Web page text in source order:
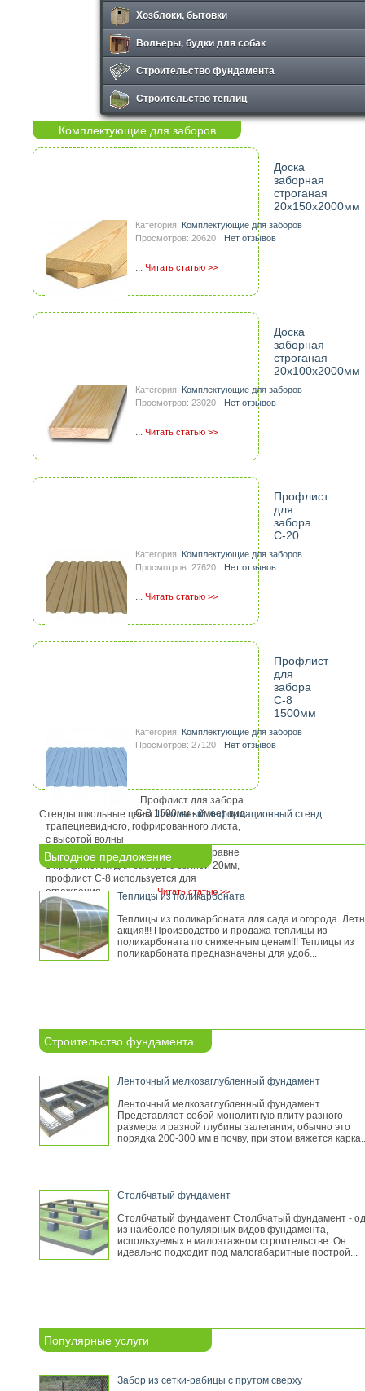
Хозблоки, бытовки
Вольеры, будки для собак
Строительство фундамента
Строительство теплиц
Комплектующие для заборов
Доска
заборная
строганая
20х150х2000мм
Категория: Комплектующие для заборов
Просмотров: 20620
Нет отзывов
... Читать статью >>
Доска
заборная
строганая
20х100х2000мм
Категория: Комплектующие для заборов
Просмотров: 23020
Нет отзывов
... Читать статью >>
Профлист
для
забора
С-20
Категория: Комплектующие для заборов
Просмотров: 27620
Нет отзывов
... Читать статью >>
Профлист
для
забора
С-8
1500мм
Категория: Комплектующие для заборов
Просмотров: 27120
Нет отзывов
Профлист для забора
С-8 1500мм - имеет вид
трапециевидного, гофрированного листа,
с высотой волны
8мм. Наравне
с профлистом для забора с волной 20мм,
профлист С-8 используется для
ограждения ...Читать статью >>
Стенды школьные цены.Школьный информационный стенд.
Выгодное предложение
Теплицы из поликарбоната
Теплицы из поликарбоната для сада и огорода.
акция!!! Производство и продажа теплицы из
поликарбоната по сниженным ценам!!! Теплицы из
поликарбоната предназначены для удоб...
Строительство фундамента
Ленточный мелкозаглубленный фундамент
Ленточный мелкозаглубленный фундамент
Представляет собой монолитную плиту разного
размера и разной глубины залегания, обычно это
порядка 200-300 мм в почву, при этом вяжется
Столбчатый фундамент
Столбчатый фундамент Столбчатый фундамент -
из наиболее популярных видов фундамента,
используемых в малоэтажном строительстве. Он
идеально подходит под малогабаритные построй...
Популярные услуги
Забор из сетки-рабицы с прутом сверху